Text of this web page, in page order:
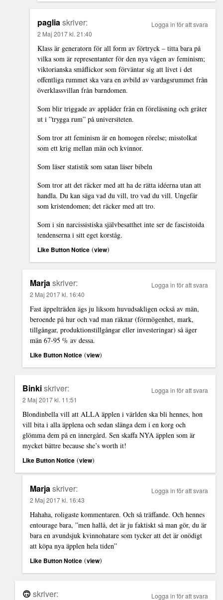
pagliaskriver:
2 Maj 2017 kl. 21:40
Klass är generatorn för all form av förtryck – titta bara på
vilka som är representanter för den nya vågen av feminism;
viktorianska småflickor som förväntar sig att livet i det
offentliga rummet ska vara en avbild av vardagsrummet från
överklassvillan från barndomen.
Som blir triggade av applåder från en föreläsning och gråter
ut i ”trygga rum” på universiteten.
Som tror att feminism är en homogen rörelse; misstolkat
som ett krig mellan män och kvinnor.
Som läser statistik som satan läser bibeln
Som tror att det räcker med att ha de rätta idéerna utan att
handla. Du kan säga vad du vill, tro vad du vill. Ungefär
som kristendomen; det räcker med att tro.
Som i sin narcissistiska självbesatthet inte ser de fascistoida
tendenserna i sitt eget korståg.
Like Button Notice (view)
Logga in för att svara
Marjaskriver:
2 Maj 2017 kl. 16:40
Fast äppelträden ägs ju liksom huvudsakligen också av män,
beroende på hur och vad man räknar (förmögenhet, mark,
tillgångar, produktionstillgångar eller investeringar) så äger
män 67-95 % av dessa.
Like Button Notice (view)
Logga in för att svara
Binkiskriver:
2 Maj 2017 kl. 11:51
Blondinbella vill att ALLA äpplen i världen ska bli hennes, hon
vill bita i alla äpplena och sedan slänga dem i en korg och
glömma dem på en innergård. Sen skaffa NYA äpplen som är
mycket bättre because she’s worth it!
Like Button Notice (view)
Logga in för att svara
Marjaskriver:
2 Maj 2017 kl. 16:43
Hahaha, roligaste kommentaren. Och så träffande. Och hennes
entourage bara, ”men hallå, det är ju faktiskt så man gör, du är
bara en avundsjuk kvinnohatare som tycker att det är onödigt
att köpa nya äpplen hela tiden”
Like Button Notice (view)
Logga in för att svara
🙃 skriver: Logga in för att svara